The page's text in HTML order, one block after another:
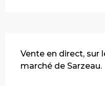
Vente en direct, sur
marché de Sarzeau.